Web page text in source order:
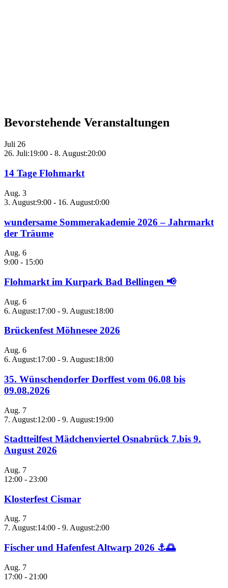
Bevorstehende Veranstaltungen
Juli 26
26. Juli:19:00 - 8. August:20:00
14 Tage Flohmarkt
Aug. 3
3. August:9:00 - 16. August:0:00
wundersame Sommerakademie 2026 – Jahrmarkt
der Träume
Aug. 6
9:00 - 15:00
Flohmarkt im Kurpark Bad Bellingen 📢
Aug. 6
6. August:17:00 - 9. August:18:00
Brückenfest Möhnesee 2026
Aug. 6
6. August:17:00 - 9. August:18:00
35. Wünschendorfer Dorffest vom 06.08 bis
09.08.2026
Aug. 7
7. August:12:00 - 9. August:19:00
Stadtteilfest Mädchenviertel Osnabrück 7.bis 9.
August 2026
Aug. 7
12:00 - 23:00
Klosterfest Cismar
Aug. 7
7. August:14:00 - 9. August:2:00
Fischer und Hafenfest Altwarp 2026 ⚓🌅
Aug. 7
17:00 - 21:00